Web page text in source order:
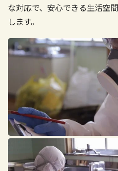
な対応で、安心できる生活空
します。